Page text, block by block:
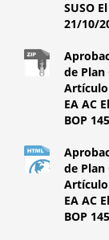
SUSO
21/10/
de Plan
Artículo
EA AC
BOP
de Plan
Artículo
EA AC
BOP